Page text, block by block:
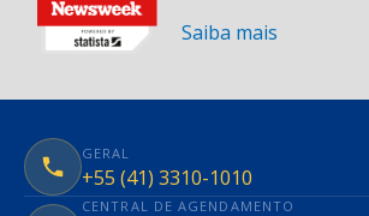
Saiba mais
GERAL
+55 (41) 3310-1010
CENTRAL DE AGENDAMENTO